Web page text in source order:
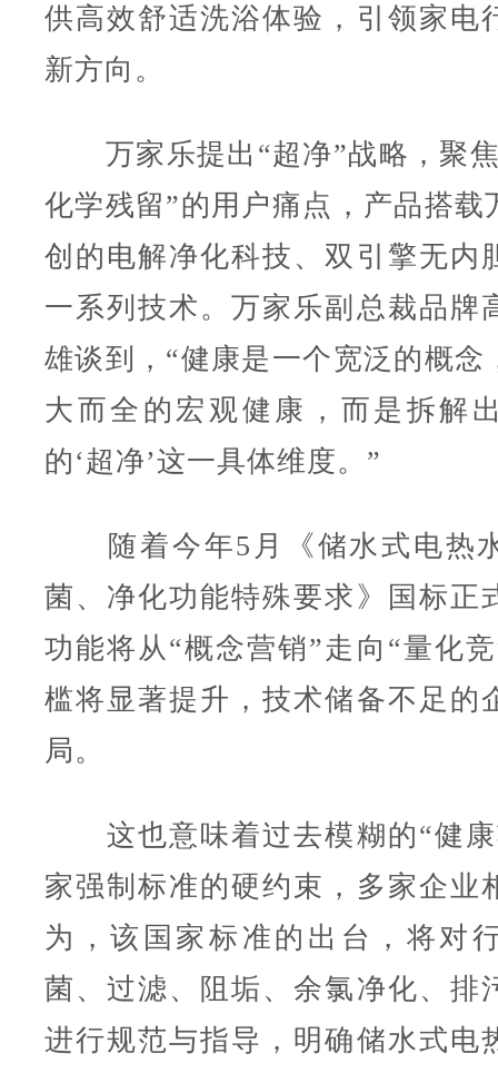
供高效舒适洗浴体验，引领家电
新方向。
万家乐提出“超净”战略，聚焦
化学残留”的用户痛点，产品搭载
创的电解净化科技、双引擎无内
一系列技术。万家乐副总裁品牌
雄谈到，“健康是一个宽泛的概念
大而全的宏观健康，而是拆解
的‘超净’这一具体维度。”
随着今年5月《储水式电热
菌、净化功能特殊要求》国标正
功能将从“概念营销”走向“量化
槛将显著提升，技术储备不足的
局。
这也意味着过去模糊的“健康
家强制标准的硬约束，多家企业
为，该国家标准的出台，将对
菌、过滤、阻垢、余氯净化、排
进行规范与指导，明确储水式电